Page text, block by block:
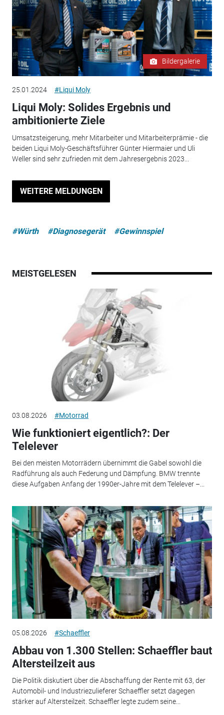
Bildergalerie
25.01.2024 #Liqui Moly
Liqui Moly: Solides Ergebnis und
ambitionierte Ziele
Umsatzsteigerung, mehr Mitarbeiter und Mitarbeiterprämie - die
beiden Liqui Moly-Geschäftsführer Günter Hiermaier und Uli
Weller sind sehr zufrieden mit dem Jahresergebnis 2023...
WEITERE MELDUNGEN
#Würth #Diagnosegerät #Gewinnspiel
MEISTGELESEN
03.08.2026 #Motorrad
Wie funktioniert eigentlich?: Der
Telelever
Bei den meisten Motorrädern übernimmt die Gabel sowohl die
Radführung als auch Federung und Dämpfung. BMW trennte
diese Aufgaben Anfang der 1990er-Jahre mit dem Telelever –...
05.08.2026 #Schaeffler
Abbau von 1.300 Stellen: Schaeffler baut
Altersteilzeit aus
Die Politik diskutiert über die Abschaffung der Rente mit 63, der
Automobil- und Industriezulieferer Schaeffler setzt dagegen
stärker auf Altersteilzeit. Schaeffler legte zudem seine...